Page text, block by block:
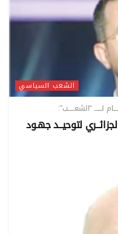
الشعب السياسي
لــــــ “الشعـــــب”:
الجزائــري لتوحيــد جهـود